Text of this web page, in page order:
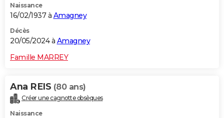
Naissance
16/02/1937 à Amagney
Décès
20/05/2024 à Amagney
Famille MARREY
Ana REIS (80 ans)
Créer une cagnotte obsèques
Naissance